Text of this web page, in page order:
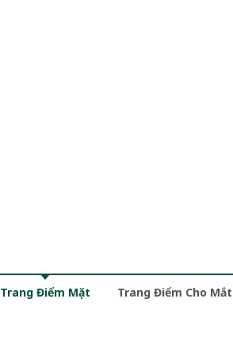
Trang Điểm Mặt Trang Điểm Cho Mắt